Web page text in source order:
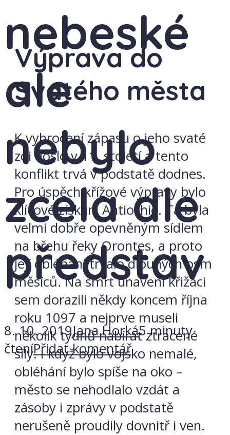
nebeské
ale
nebylo
zcela dle
představ
8. 10. 2019Jana Horká5 minuty
čteníPřidat komentář
Výprava do
Svatého města
K vyhrocení zápasu o jeho svaté
zdi došlo v 11. století a tento
konflikt trvá v podstatě dodnes.
Pro úspěch křížové výpravy bylo
klíčové získání Antiochie. Ta byla
velmi dobře opevněným sídlem
na břehu řeky Orontes, a proto
její obléhání trvalo dlouhých osm
měsíců. Na smrt unavení křižáci
sem dorazili někdy koncem října
roku 1097 a nejprve museli
několik týdnů nabírat ztracené
síly. I když bylo vojsko nemalé,
obléhání bylo spíše na oko –
město se nehodlalo vzdát a
zásoby i zprávy v podstatě
nerušeně proudily dovnitř i ven.